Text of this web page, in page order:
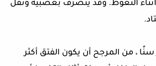
التغوط. وقد يتصرف بعصبية وتقل
، من المرجح أن يكون الفتق أكثر